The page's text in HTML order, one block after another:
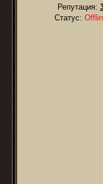
Репутация:
Статус: